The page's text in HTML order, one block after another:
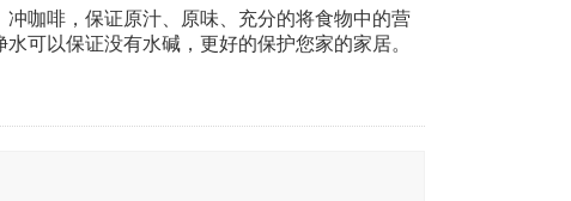
咖啡，保证原汁、原味、充分的将食物中的营
可以保证没有水碱，更好的保护您家的家居。